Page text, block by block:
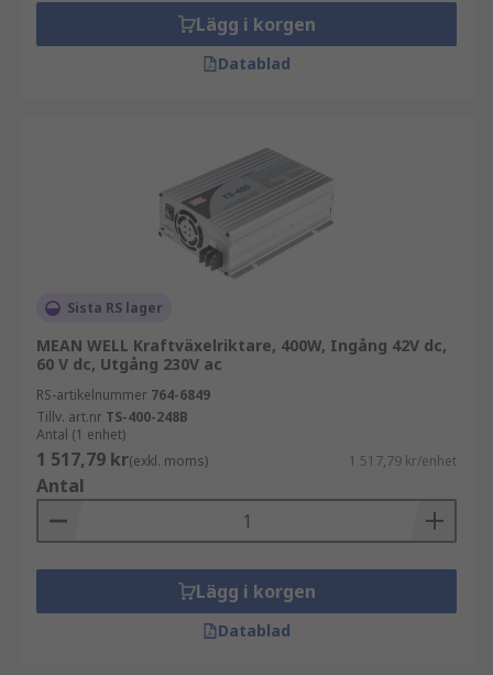
Lägg i korgen
Datablad
Sista RS lager
MEAN WELL Kraftväxelriktare, 400W, Ingång 42V dc,
60 V dc, Utgång 230V ac
RS-artikelnummer 764-6849
Tillv. art.nr TS-400-248B
Antal (1 enhet)
1 517,79 kr(exkl. moms) 1 517,79 kr/enhet
Antal
Lägg i korgen
Datablad